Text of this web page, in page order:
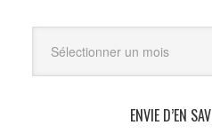
ENVIE D’EN